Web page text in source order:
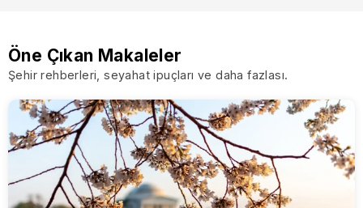
Öne Çıkan Makaleler
Şehir rehberleri, seyahat ipuçları ve daha fazlası.